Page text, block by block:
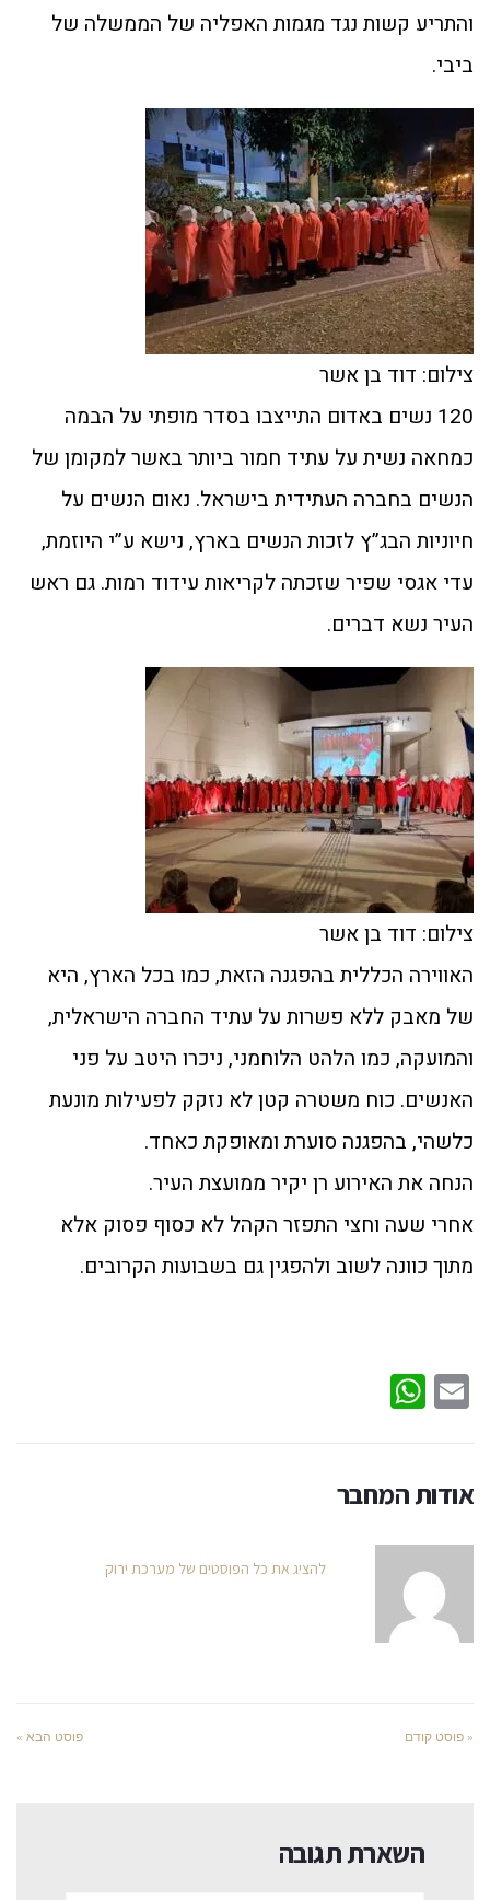
והתריע קשות נגד מגמות האפליה של הממשלה של
ביבי.
צילום: דוד בן אשר
120 נשים באדום התייצבו בסדר מופתי על הבמה
כמחאה נשית על עתיד חמור ביותר באשר למקומן של
הנשים בחברה העתידית בישראל. נאום הנשים על
חיוניות הבג”ץ לזכות הנשים בארץ, נישא ע”י היוזמת,
עדי אגסי שפיר שזכתה לקריאות עידוד רמות. גם ראש
העיר נשא דברים.
צילום: דוד בן אשר
האווירה הכללית בהפגנה הזאת, כמו בכל הארץ, היא
של מאבק ללא פשרות על עתיד החברה הישראלית,
והמועקה, כמו הלהט הלוחמני, ניכרו היטב על פני
האנשים. כוח משטרה קטן לא נזקק לפעילות מונעת
כלשהי, בהפגנה סוערת ומאופקת כאחד.
הנחה את האירוע רן יקיר ממועצת העיר.
אחרי שעה וחצי התפזר הקהל לא כסוף פסוק אלא
מתוך כוונה לשוב ולהפגין גם בשבועות הקרובים.
Email
אודות המחבר
להציג את כל הפוסטים של מערכת ירוק
« פוסט קודם פוסט הבא »
השארת תגובה